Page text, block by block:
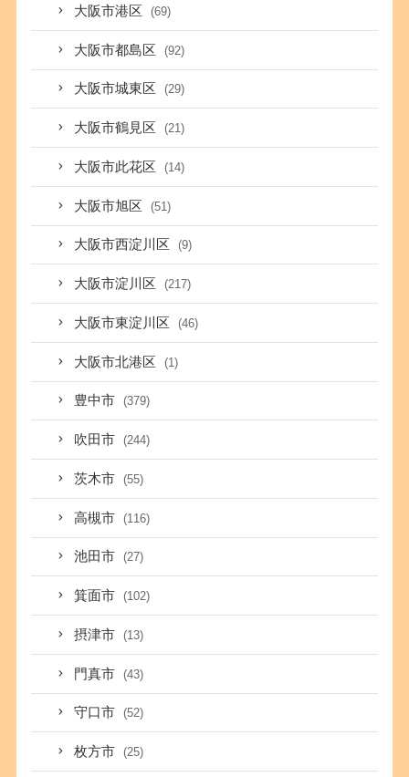
大阪市港区 (69)
大阪市都島区 (92)
大阪市城東区 (29)
大阪市鶴見区 (21)
大阪市此花区 (14)
大阪市旭区 (51)
大阪市西淀川区 (9)
大阪市淀川区 (217)
大阪市東淀川区 (46)
大阪市北港区 (1)
豊中市 (379)
吹田市 (244)
茨木市 (55)
高槻市 (116)
池田市 (27)
箕面市 (102)
摂津市 (13)
門真市 (43)
守口市 (52)
枚方市 (25)